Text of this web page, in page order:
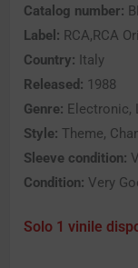
Catalog number:
Label: RCA,RCA
Country: Italy
Released: 1988
Genre: Electronic,
Style: Theme,
Sleeve condition:
Condition: Very
Solo 1 vinile